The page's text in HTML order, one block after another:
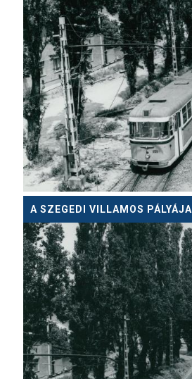
A SZEGEDI VILLAMOS PÁLYÁJA